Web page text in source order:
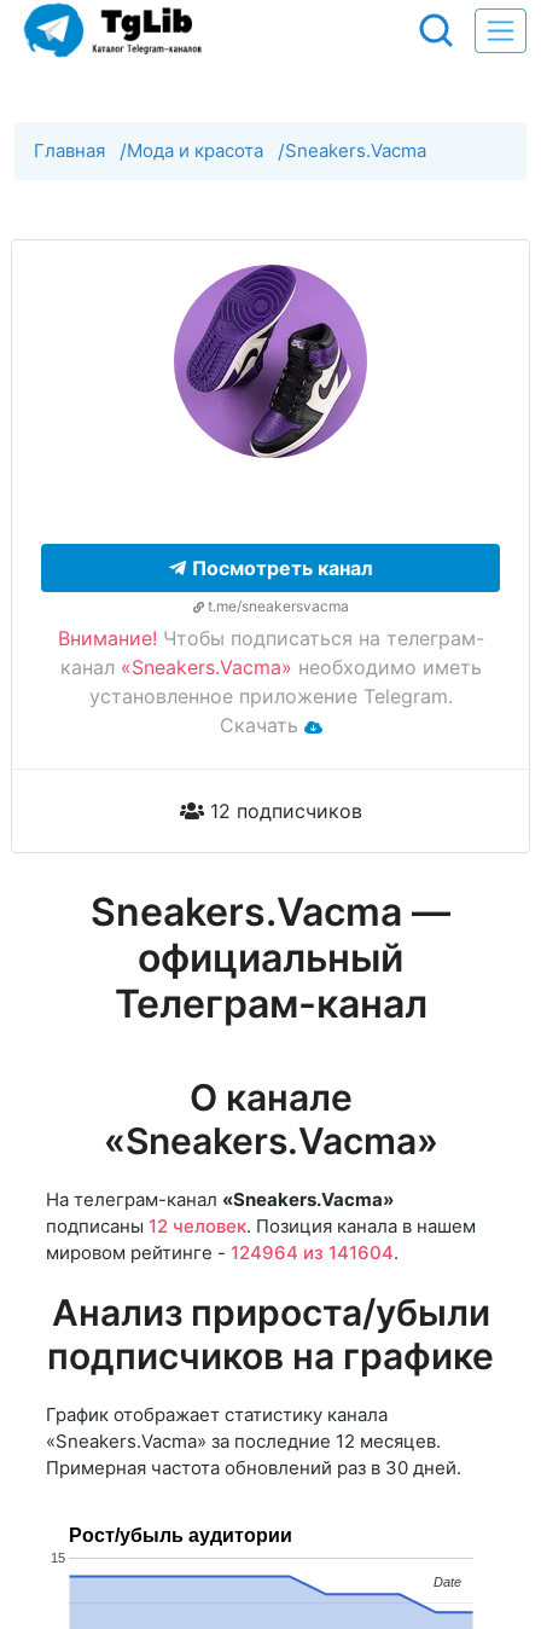
Главная /Мода и красота /Sneakers.Vacma
Посмотреть канал
t.me/sneakersvacma
Внимание! Чтобы подписаться на телеграм-
канал «Sneakers.Vacma» необходимо иметь
установленное приложение Telegram.
Скачать
12 подписчиков
Sneakers.Vacma —
официальный
Телеграм-канал
О канале
«Sneakers.Vacma»
На телеграм-канал «Sneakers.Vacma»
подписаны 12 человек. Позиция канала в нашем
мировом рейтинге - 124964 из 141604.
Анализ прироста/убыли
подписчиков на графике
График отображает статистику канала
«Sneakers.Vacma» за последние 12 месяцев.
Примерная частота обновлений раз в 30 дней.
Рост/убыль аудитории
15
Date
Date